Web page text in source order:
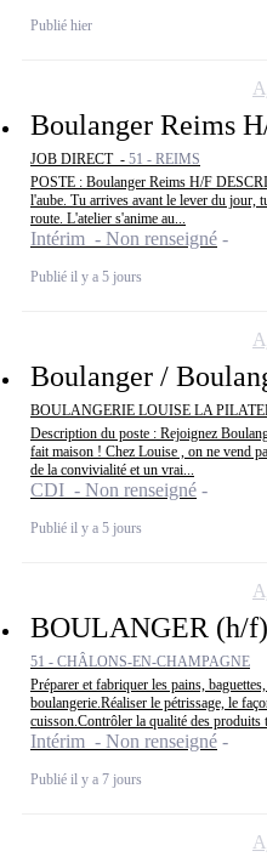
Publié hier
Boulanger Reims
JOB DIRECT - 51 - REIMS
POSTE : Boulanger Reims H/F
l'aube. Tu arrives avant le lever du jour,
route. L'atelier s'anime au...
Intérim - Non renseigné
Publié il y a 5 jours
Boulanger /
BOULANGERIE LOUISE LA
Description du poste : Rejoignez
fait maison ! Chez Louise , on ne vend
de la convivialité et un vrai...
CDI - Non renseigné
Publié il y a 5 jours
BOULANGER (h/
51 - CHÂLONS-EN-CHAMPAGNE
Préparer et fabriquer les pains,
boulangerie.Réaliser le pétrissage, le
cuisson.Contrôler la qualité des produits
Intérim - Non renseigné
Publié il y a 7 jours